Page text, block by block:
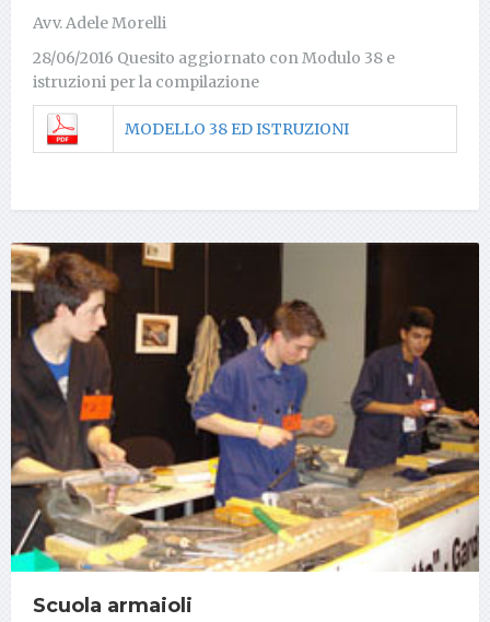
Avv. Adele Morelli
28/06/2016 Quesito aggiornato con Modulo 38 e
istruzioni per la compilazione
MODELLO 38 ED ISTRUZIONI
Scuola armaioli